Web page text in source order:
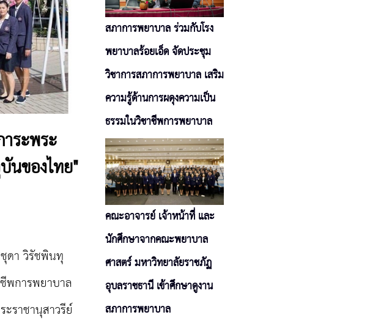
ระพระ
นของไทย"
ดา วิรัชพินทุ
พการพยาบาล
ราชานุสาวรีย์
สภาการพยาบาล ร่วมกับโรง
พยาบาลร้อยเอ็ด จัดประชุม
วิชาการสภาการพยาบาล เสริม
ความรู้ด้านการผดุงความเป็น
ธรรมในวิชาชีพการพยาบาล
คณะอาจารย์ เจ้าหน้าที่ และ
นักศึกษาจากคณะพยาบาล
ศาสตร์ มหาวิทยาลัยราชภัฏ
อุบลราชธานี เข้าศึกษาดูงาน
สภาการพยาบาล